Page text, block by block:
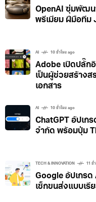
OpenAI ซุ่มพัฒน
พรีเมียม ฝีมือทีม
AI 10 ชั่วโมง ago
Adobe เปิดปลั๊ก
เป็นผู้ช่วยสร้างส
เอกสาร
AI 10 ชั่วโมง ago
ChatGPT อัปเก
จำกัด พร้อมปุ่ม
TECH & INNOVATION 11 ชั่
Google อัปเกรด
เช็กขนส่งแบบเรี